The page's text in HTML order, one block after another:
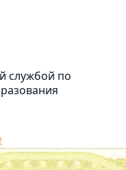
службой по